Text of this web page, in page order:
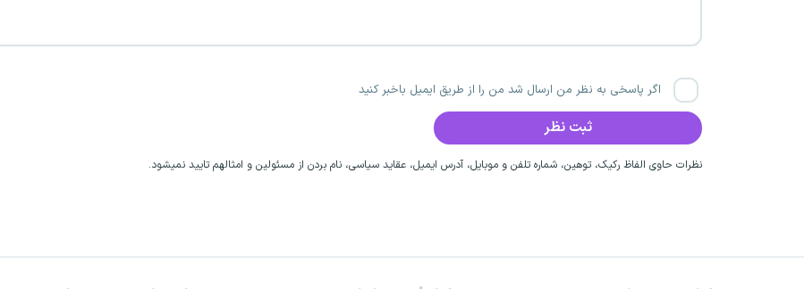
اگر پاسخی به نظر من ارسال شد من را از طریق ایمیل باخبر کنید
نظرات حاوی الفاظ رکیک، توهین، شماره تلفن و موبایل، آدرس ایمیل، عقاید سیاسی، نام بردن از مسئولین و امثالهم تایید نمیشود.